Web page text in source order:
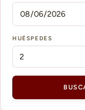
HUÉSPEDES